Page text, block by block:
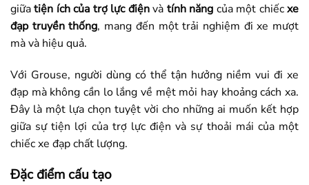
giữatiện ích của trợ lực điệnvà tính năng của một chiếcxe
đạp truyền thống, mang đến một trải nghiệm đi xe mượt
mà và hiệu quả.
Với Grouse, người dùng có thể tận hưởng niềm vui đi xe
đạp mà không cần lo lắng về mệt mỏi hay khoảng cách xa.
Đây là một lựa chọn tuyệt vời cho những ai muốn kết hợp
giữa sự tiện lợi của trợ lực điện và sự thoải mái của một
chiếc xe đạp chất lượng.
Đặc điểm cấu tạo